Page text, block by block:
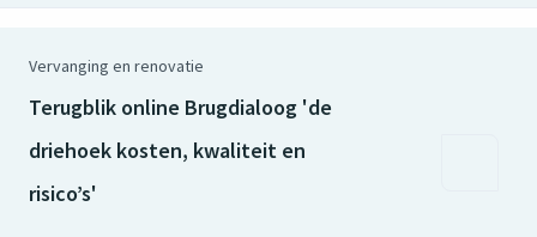
Vervanging en renovatie
Terugblik online Brugdialoog 'de
driehoek kosten, kwaliteit en
risico’s'